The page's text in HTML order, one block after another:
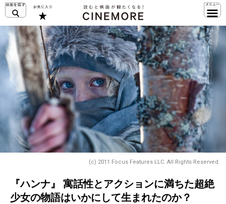
(c) 2011 Focus Features LLC. All Rights Reserved.
『ハンナ』 寓話性とアクションに満ちた超絶
少女の物語はいかにして生まれたのか？